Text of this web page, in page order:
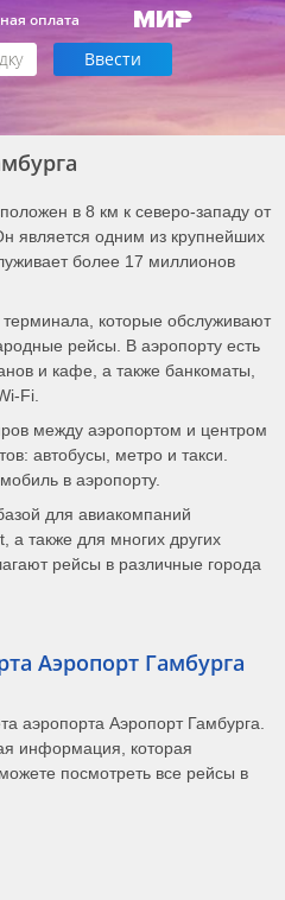
оплата
в 8 км к северо-западу от
является одним из крупнейших
более 17 миллионов
которые обслуживают
рейсы. В аэропорту есть
и кафе, а также банкоматы,
Fi.
между аэропортом и центром
автобусы, метро и такси.
в аэропорту.
для авиакомпаний
а также для многих других
рейсы в различные города
Аэропорт Гамбурга
аэропорта Аэропорт Гамбурга.
информация, которая
посмотреть все рейсы в